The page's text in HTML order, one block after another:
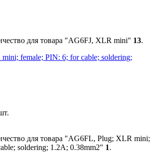
для товара "AG6FJ, XLR mini" 13.
female; PIN: 6; for cable; soldering;
для товара "AG6FL, Plug; XLR mini;
soldering; 1.2A; 0.38mm2" 1.